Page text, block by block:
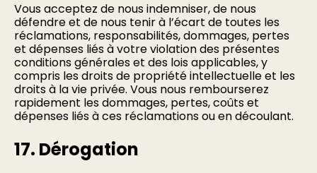
Vous acceptez de nous indemniser, de nous
défendre et de nous tenir à l’écart de toutes les
réclamations, responsabilités, dommages, pertes
et dépenses liés à votre violation des présentes
conditions générales et des lois applicables, y
compris les droits de propriété intellectuelle et les
droits à la vie privée. Vous nous rembourserez
rapidement les dommages, pertes, coûts et
dépenses liés à ces réclamations ou en découlant.
17. Dérogation